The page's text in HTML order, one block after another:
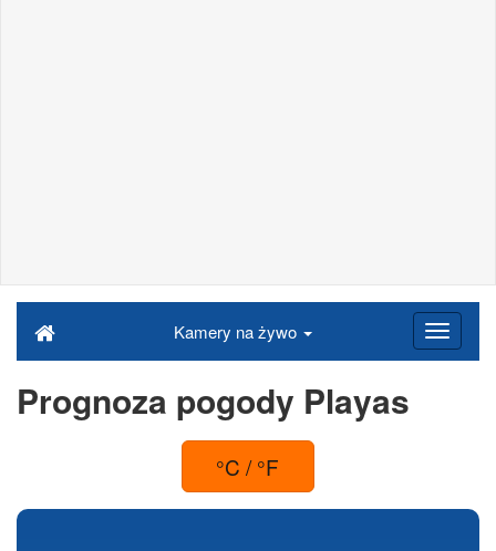
Kamery na żywo
Prognoza pogody Playas
°C / °F